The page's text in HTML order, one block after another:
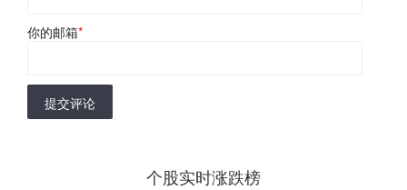
你的邮箱*
提交评论
个股实时涨跌榜